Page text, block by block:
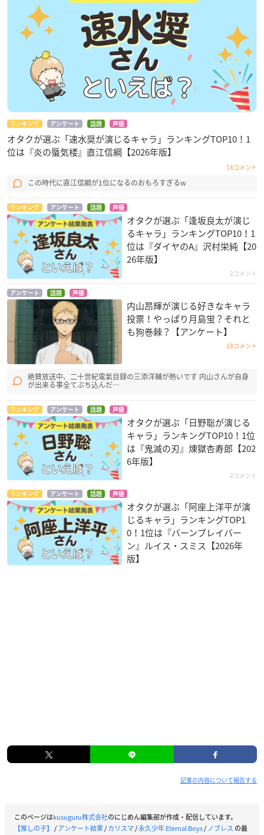
ランキング アンケート 話題 声優
オタクが選ぶ「速水奨が演じるキャラ」ランキングTOP10！1
位は『炎の蜃気楼』直江信綱【2026年版】
14コメント
この時代に直江信綱が1位になるのおもろすぎるw
ランキング アンケート 話題 声優
オタクが選ぶ「逢坂良太が演じ
るキャラ」ランキングTOP10！1
位は『ダイヤのA』沢村栄純【20
26年版】
2コメント
アンケート 話題 声優
内山昂輝が演じる好きなキャラ
投票！やっぱり月島蛍？それと
も狗巻棘？【アンケート】
18コメント
絶賛放送中、二十世紀電氣目録の三添洋輔が熱いです 内山さんが自身
が出来る事全てぶち込んだ…
ランキング アンケート 話題 声優
オタクが選ぶ「日野聡が演じる
キャラ」ランキングTOP10！1位
は『鬼滅の刃』煉󠄁獄杏寿郎【202
6年版】
2コメント
ランキング アンケート 話題 声優
オタクが選ぶ「阿座上洋平が演
じるキャラ」ランキングTOP1
0！1位は『バーンブレイバー
ン』ルイス・スミス【2026年
版】
記事の内容について報告する
このページはkusuguru株式会社のにじめん編集部が作成・配信しています。
【推しの子】 /アンケート結果/カリスマ/永久少年 Eternal Boys/ノブレス の最